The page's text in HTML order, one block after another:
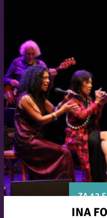
ZA 12
INA